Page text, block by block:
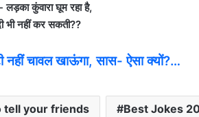
कुंवारा घूम रहा है,
भी नहीं कर सकती??
चावल खाऊंगा, सास- ऐसा क्यों?…
tell your friends Best Jokes